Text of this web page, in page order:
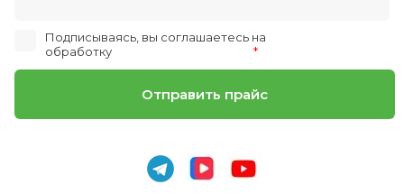
Подписываясь, вы соглашаетесь на
обработку
*
Отправить прайс